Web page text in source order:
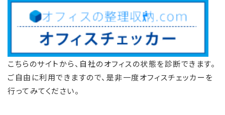
こちらのサイトから、自社のオフィスの状態を診断できます。
ご自由に利用できますので、是非一度オフィスチェッカーを
行ってみてください。